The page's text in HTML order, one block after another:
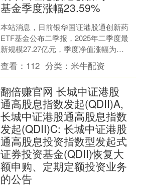
基金季度涨幅23.59%
本站消息，日前银华国证港股通创新药
ETF基金公布二季报，2025年二季度最
新规模27.27亿元，季度净值涨幅为
23.59%。 从业绩表现来看，银华国证港
股通创新....
查看： 112 分类：米牛配资
翻倍赚官网 长城中证港股
通高股息指数发起(QDII)A,
长城中证港股通高股息指数
发起(QDII)C: 长城中证港股
通高股息投资指数型发起式
证券投资基金(QDII)恢复大
额申购、定期定额投资业务
的公告